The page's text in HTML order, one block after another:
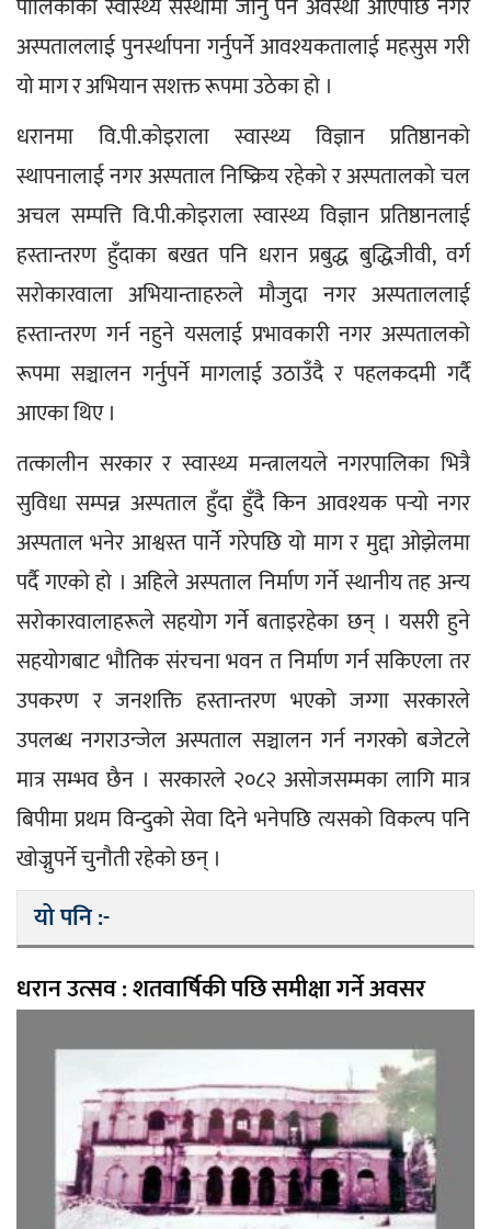
पालिकाको स्वास्थ्य संस्थामा जानु पर्ने अवस्था आएपछि नगर
अस्पताललाई पुनर्स्थापना गर्नुपर्ने आवश्यकतालाई महसुस गरी
यो माग र अभियान सशक्त रूपमा उठेका हो ।
धरानमा वि.पी.कोइराला स्वास्थ्य विज्ञान प्रतिष्ठानको
स्थापनालाई नगर अस्पताल निष्क्रिय रहेको र अस्पतालको चल
अचल सम्पत्ति वि.पी.कोइराला स्वास्थ्य विज्ञान प्रतिष्ठानलाई
हस्तान्तरण हुँदाका बखत पनि धरान प्रबुद्ध बुद्धिजीवी, वर्ग
सरोकारवाला अभियान्ताहरुले मौजुदा नगर अस्पताललाई
हस्तान्तरण गर्न नहुने यसलाई प्रभावकारी नगर अस्पतालको
रूपमा सञ्चालन गर्नुपर्ने मागलाई उठाउँदै र पहलकदमी गर्दै
आएका थिए ।
तत्कालीन सरकार र स्वास्थ्य मन्त्रालयले नगरपालिका भित्रै
सुविधा सम्पन्न अस्पताल हुँदा हुँदै किन आवश्यक पर्‍यो नगर
अस्पताल भनेर आश्वस्त पार्ने गरेपछि यो माग र मुद्दा ओझेलमा
पर्दै गएको हो । अहिले अस्पताल निर्माण गर्ने स्थानीय तह अन्य
सरोकारवालाहरूले सहयोग गर्ने बताइरहेका छन् । यसरी हुने
सहयोगबाट भौतिक संरचना भवन त निर्माण गर्न सकिएला तर
उपकरण र जनशक्ति हस्तान्तरण भएको जग्गा सरकारले
उपलब्ध नगराउन्जेल अस्पताल सञ्चालन गर्न नगरको बजेटले
मात्र सम्भव छैन । सरकारले २०८२ असोजसम्मका लागि मात्र
बिपीमा प्रथम विन्दुको सेवा दिने भनेपछि त्यसको विकल्प पनि
खोज्नुपर्ने चुनौती रहेको छन् ।
यो पनि :-
धरान उत्सव : शतवार्षिकी पछि समीक्षा गर्ने अवसर